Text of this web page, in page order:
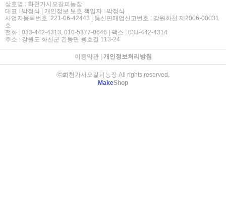
상호명 : 화천가시오갈피농장
대표 : 박정식 | 개인정보 보호 책임자 : 박정식
사업자등록번호 :221-06-42443 | 통신판매업신고번호 : 강원화천 제2006-00031
호
전화 : 033-442-4313, 010-5377-0646 | 팩스 : 033-442-4314
주소 : 강원도 화천군 간동면 용호길 113-24
이용약관| 개인정보처리방침
ⓒ화천가시오갈피농장 All rights reserved.
MakeShop